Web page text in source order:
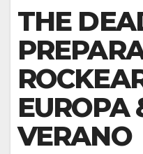
THE
EUROPA
VERANO